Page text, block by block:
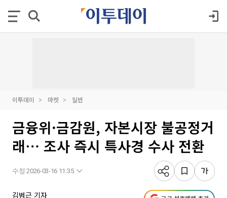
이투데이 마켓 일반
금융위·금감원, 자본시장 불공정거
래⋯ 조사 즉시 특사경 수사 전환
수정 2026-03-16 11:35
김범근 기자